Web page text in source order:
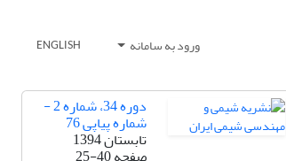
ورود به سامانه ENGLISH
دوره 34، شماره 2 -
شماره پیاپی 76
تابستان 1394